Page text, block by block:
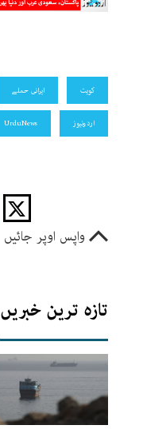
کویت ایرانی حملے
اردونیوز UrduNews
واپس اوپر جائیں
تازہ ترین خبریں